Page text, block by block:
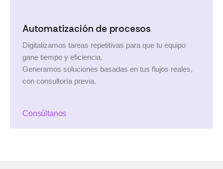
Automatización de procesos
Digitalizamos tareas repetitivas para que tu equipo
gane tiempo y eficiencia.
Generamos soluciones basadas en tus flujos reales,
con consultoría previa.
Consúltanos